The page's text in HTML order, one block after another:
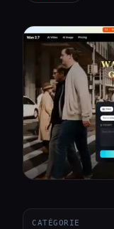
Toutes les catégories
À propos
CATÉGORIE